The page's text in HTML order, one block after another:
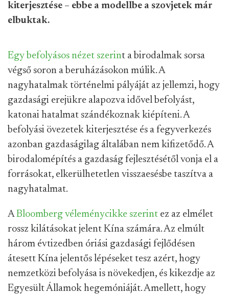
kiterjesztése – ebbe a modellbe a szovjetek már
elbuktak.
Egy befolyásos nézet szerint a birodalmak sorsa
végső soron a beruházásokon múlik. A
nagyhatalmak történelmi pályáját az jellemzi, hogy
gazdasági erejükre alapozva idővel befolyást,
katonai hatalmat szándékoznak kiépíteni. A
befolyási övezetek kiterjesztése és a fegyverkezés
azonban gazdaságilag általában nem kifizetődő. A
birodalomépítés a gazdaság fejlesztésétől vonja el a
forrásokat, elkerülhetetlen visszaesésbe taszítva a
nagyhatalmat.
ABloomberg véleménycikke szerint ez az elmélet
rossz kilátásokat jelent Kína számára. Az elmúlt
három évtizedben óriási gazdasági fejlődésen
átesett Kína jelentős lépéseket tesz azért, hogy
nemzetközi befolyása is növekedjen, és kikezdje az
Egyesült Államok hegemóniáját. Amellett, hogy